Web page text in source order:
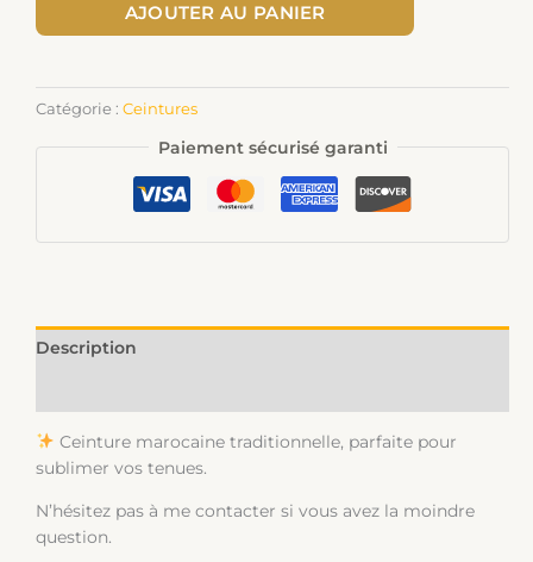
AJOUTER AU PANIER
Catégorie : Ceintures
Paiement sécurisé garanti
Description
Ceinture marocaine traditionnelle, parfaite pour
sublimer vos tenues.
N’hésitez pas à me contacter si vous avez la moindre
question.